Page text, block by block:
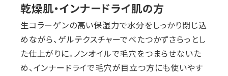
乾燥肌・インナードライ肌の方
生コラーゲンの高い保湿力で水分をしっかり閉じ込
めながら、ゲルテクスチャーでべたつかずさらっとし
た仕上がりに。ノンオイルで毛穴をつまらせないた
め、インナードライで毛穴が目立つ方にも使いやす